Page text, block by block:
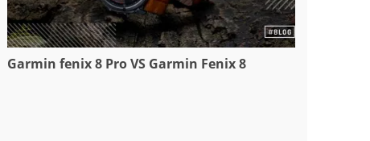
Garmin fenix 8 Pro VS Garmin Fenix 8